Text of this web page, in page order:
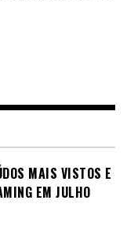
MAIS VISTOS E
EM JULHO